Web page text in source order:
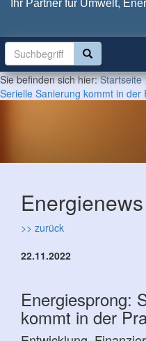
Ihr Partner für Umwelt,
Sie befinden sich hier:Startseite
Serielle Sanierung kommt in der
Energienews
>> zurück
22.11.2022
Energiesprong:
kommt in der